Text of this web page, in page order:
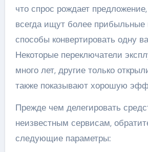
что спрос рождает
всегда ищут более
способы конвертировать одну
Некоторые переключатели
много лет, другие только
также показывают хорошую
Прежде чем делегировать
неизвестным сервисам,
следующие параметры: